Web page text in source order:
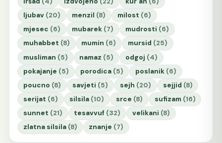
ljubav (20) menzil (8) milost (6)
mjesec (6) mubarek (7) mudrosti (6)
muhabbet (8) mumin (6) mursid (25)
musliman (5) namaz (5) odgoj (4)
pokajanje (5) porodica (5) poslanik (6)
poucno (8) savjeti (5) sejh (20) sejjid (8)
serijat (6) silsila (10) srce (8) sufizam (16)
sunnet (21) tesavvuf (32) velikani (8)
zlatna silsila (8) znanje (7)